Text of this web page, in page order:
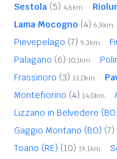
Sestola (5) 4,6km
Lama Mocogno (4) 6,9km
Pievepelago (7) 9,3km
Palagano (6) 10,1km
Frassinoro (3) 13,0km
Montefiorino (4) 14,0km
Lizzano in Belvedere
Gaggio Montano (BO) (7)
Toano (RE) (10) 19,1km